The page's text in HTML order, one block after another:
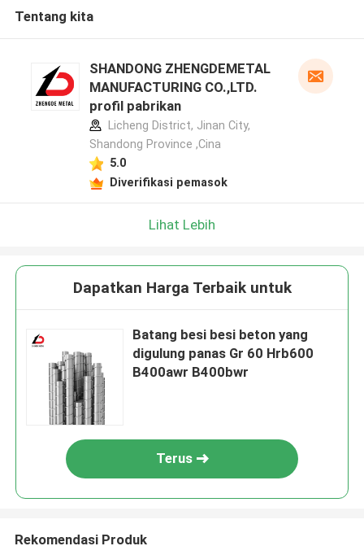
Tentang kita
SHANDONG ZHENGDEMETAL
MANUFACTURING CO.,LTD.
profil pabrikan
Licheng District, Jinan City,
Shandong Province ,Cina
5.0
Diverifikasi pemasok
Lihat Lebih
Dapatkan Harga Terbaik untuk
Batang besi besi beton yang
digulung panas Gr 60 Hrb600
B400awr B400bwr
Terus
Rekomendasi Produk